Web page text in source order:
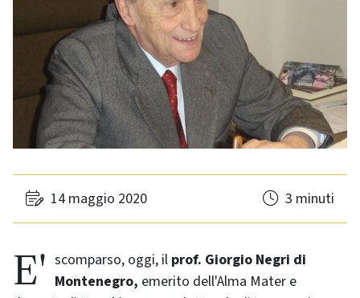
14 maggio 2020 3 minuti
E' scomparso, oggi, il prof. Giorgio Negri di
Montenegro, emerito dell'Alma Mater e